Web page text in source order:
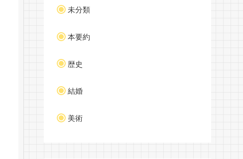
未分類
本要約
歴史
結婚
美術